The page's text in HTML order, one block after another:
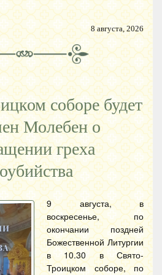
8 августа, 2026
соборе будет
Молебен о
греха
9 августа, в
воскресенье, по
окончании поздней
Божественной Литургии
в 10.30 в Свято-
Троицком соборе, по